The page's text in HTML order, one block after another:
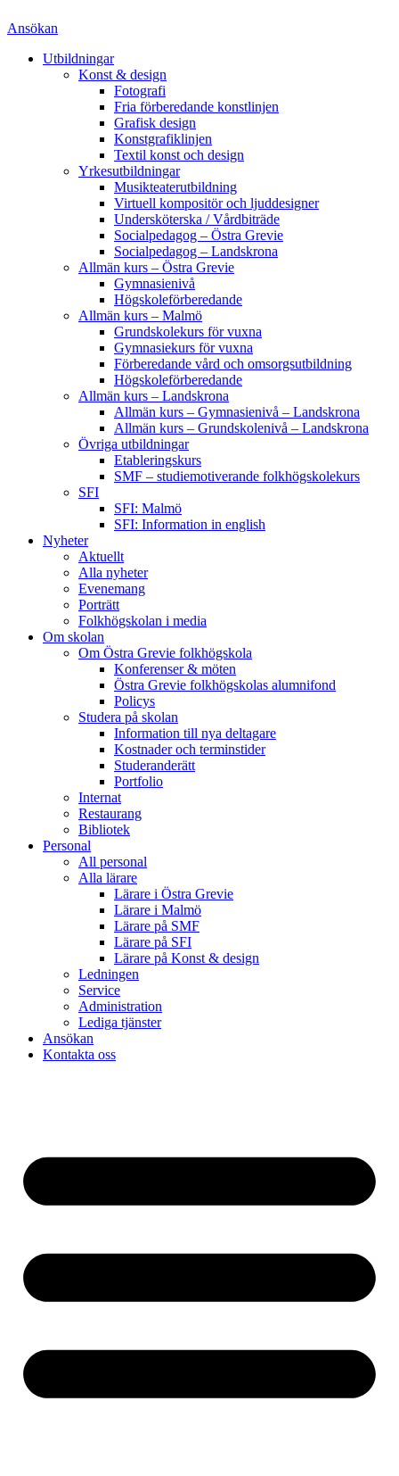
Ansökan
Utbildningar
Konst & design
Fotografi
Fria förberedande konstlinjen
Grafisk design
Konstgrafiklinjen
Textil konst och design
Yrkesutbildningar
Musikteaterutbildning
Virtuell kompositör och ljuddesigner
Undersköterska / Vårdbiträde
Socialpedagog – Östra Grevie
Socialpedagog – Landskrona
Allmän kurs – Östra Grevie
Gymnasienivå
Högskoleförberedande
Allmän kurs – Malmö
Grundskolekurs för vuxna
Gymnasiekurs för vuxna
Förberedande vård och omsorgsutbildning
Högskoleförberedande
Allmän kurs – Landskrona
Allmän kurs – Gymnasienivå – Landskrona
Allmän kurs – Grundskolenivå – Landskrona
Övriga utbildningar
Etableringskurs
SMF – studiemotiverande folkhögskolekurs
SFI
SFI: Malmö
SFI: Information in english
Nyheter
Aktuellt
Alla nyheter
Evenemang
Porträtt
Folkhögskolan i media
Om skolan
Om Östra Grevie folkhögskola
Konferenser & möten
Östra Grevie folkhögskolas alumnifond
Policys
Studera på skolan
Information till nya deltagare
Kostnader och terminstider
Studeranderätt
Portfolio
Internat
Restaurang
Bibliotek
Personal
All personal
Alla lärare
Lärare i Östra Grevie
Lärare i Malmö
Lärare på SMF
Lärare på SFI
Lärare på Konst & design
Ledningen
Service
Administration
Lediga tjänster
Ansökan
Kontakta oss